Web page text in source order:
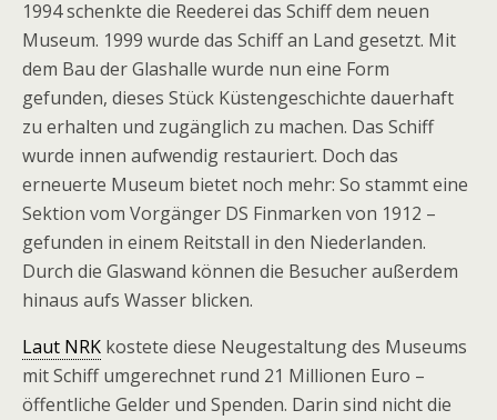
1994 schenkte die Reederei das Schiff dem neuen
Museum. 1999 wurde das Schiff an Land gesetzt. Mit
dem Bau der Glashalle wurde nun eine Form
gefunden, dieses Stück Küstengeschichte dauerhaft
zu erhalten und zugänglich zu machen. Das Schiff
wurde innen aufwendig restauriert. Doch das
erneuerte Museum bietet noch mehr: So stammt eine
Sektion vom Vorgänger DS Finmarken von 1912 –
gefunden in einem Reitstall in den Niederlanden.
Durch die Glaswand können die Besucher außerdem
hinaus aufs Wasser blicken.
Laut NRK kostete diese Neugestaltung des Museums
mit Schiff umgerechnet rund 21 Millionen Euro –
öffentliche Gelder und Spenden. Darin sind nicht die